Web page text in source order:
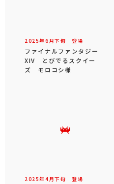
2025年6 月下旬 登場
ファイナルファンタジー
XIV とびでるスクイー
ズ モロコシ様
2025年4 月下旬 登場